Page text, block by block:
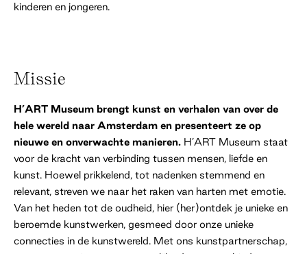
kinderen en jongeren.
Missie
H’ART Museum brengt kunst en verhalen van over de
hele wereld naar Amsterdam en presenteert ze op
nieuwe en onverwachte manieren. H’ART Museum staat
voor de kracht van verbinding tussen mensen, liefde en
kunst. Hoewel prikkelend, tot nadenken stemmend en
relevant, streven we naar het raken van harten met emotie.
Van het heden tot de oudheid, hier (her)ontdek je unieke en
beroemde kunstwerken, gesmeed door onze unieke
connecties in de kunstwereld. Met ons kunstpartnerschap,